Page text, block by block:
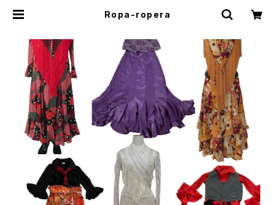
Ropa-ropera